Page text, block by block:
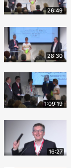
26:49
28:30
1:09:19
16:27